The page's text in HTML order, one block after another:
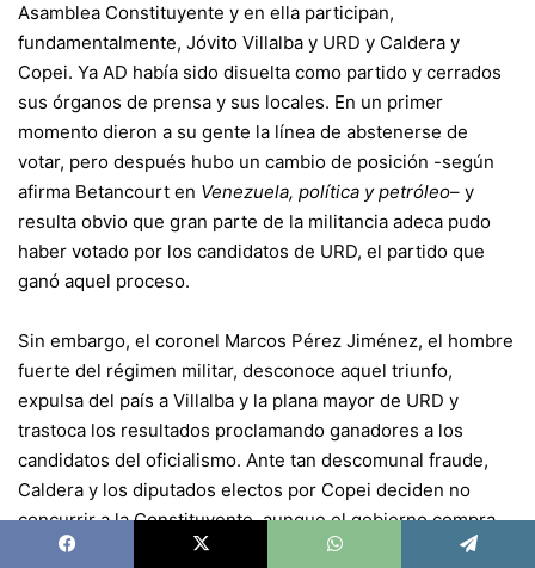
Asamblea Constituyente y en ella participan,
fundamentalmente, Jóvito Villalba y URD y Caldera y
Copei. Ya AD había sido disuelta como partido y cerrados
sus órganos de prensa y sus locales. En un primer
momento dieron a su gente la línea de abstenerse de
votar, pero después hubo un cambio de posición -según
afirma Betancourt en Venezuela, política y petróleo– y
resulta obvio que gran parte de la militancia adeca pudo
haber votado por los candidatos de URD, el partido que
ganó aquel proceso.
Sin embargo, el coronel Marcos Pérez Jiménez, el hombre
fuerte del régimen militar, desconoce aquel triunfo,
expulsa del país a Villalba y la plana mayor de URD y
trastoca los resultados proclamando ganadores a los
candidatos del oficialismo. Ante tan descomunal fraude,
Caldera y los diputados electos por Copei deciden no
concurrir a la Constituyente, aunque el gobierno compra
algunos suplentes para dar la impresión de que el partido